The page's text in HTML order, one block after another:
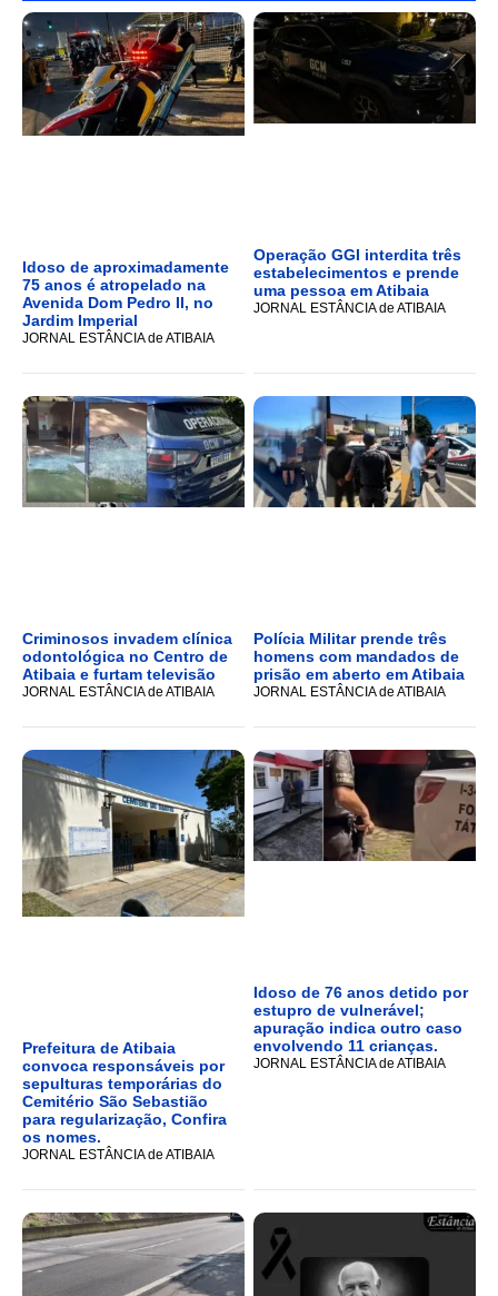
Idoso de aproximadamente
75 anos é atropelado na
Avenida Dom Pedro II, no
Jardim Imperial
JORNAL ESTÂNCIA de ATIBAIA
Operação GGI interdita três
estabelecimentos e prende
uma pessoa em Atibaia
JORNAL ESTÂNCIA de ATIBAIA
Criminosos invadem clínica
odontológica no Centro de
Atibaia e furtam televisão
JORNAL ESTÂNCIA de ATIBAIA
Polícia Militar prende três
homens com mandados de
prisão em aberto em Atibaia
JORNAL ESTÂNCIA de ATIBAIA
Prefeitura de Atibaia
convoca responsáveis por
sepulturas temporárias do
Cemitério São Sebastião
para regularização, Confira
os nomes.
JORNAL ESTÂNCIA de ATIBAIA
Idoso de 76 anos detido por
estupro de vulnerável;
apuração indica outro caso
envolvendo 11 crianças.
JORNAL ESTÂNCIA de ATIBAIA